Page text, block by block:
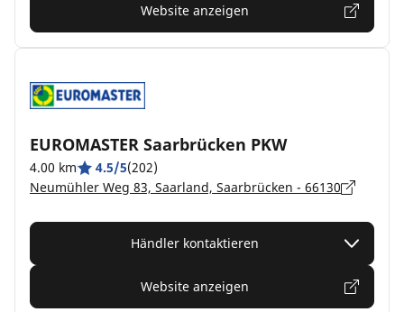
Website anzeigen
EUROMASTER Saarbrücken PKW
4.00 km 4.5/5(202)
Neumühler Weg 83, Saarland, Saarbrücken - 66130
Händler kontaktieren
Website anzeigen